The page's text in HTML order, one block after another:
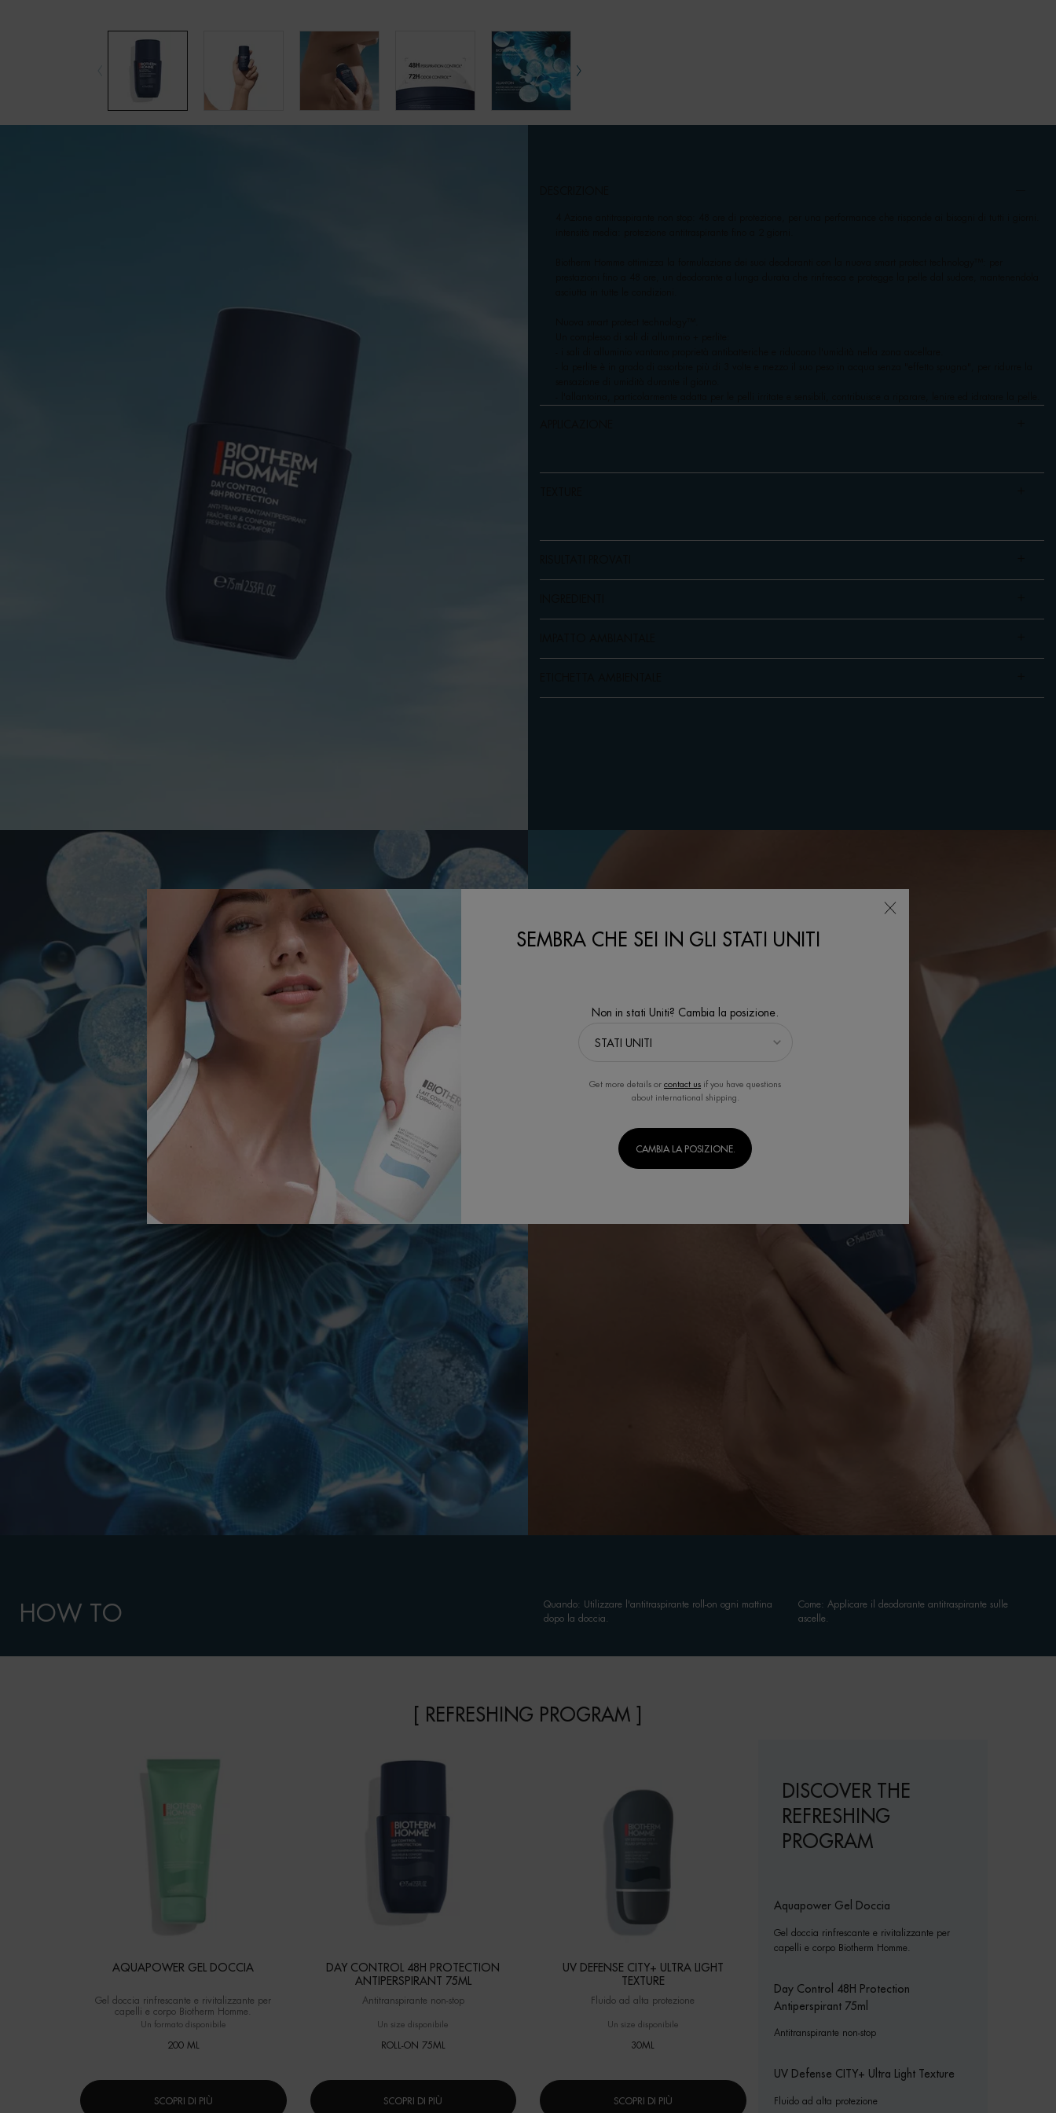
HOW TO
Quando: Utilizzare l'antitraspirante roll-on ogni mattina
dopo la doccia.
Come: Applicare il deodorante antitraspirante sulle
ascelle.
[ REFRESHING PROGRAM ]
AQUAPOWER GEL DOCCIA
Gel doccia rinfrescante e rivitalizzante per
capelli e corpo Biotherm Homme.
Un formato disponibile
200 ML
SCOPRI DI PIÙ
DAY CONTROL 48H PROTECTION
ANTIPERSPIRANT 75ML
Antitranspirante non-stop
Un size disponibile
ROLL-ON 75ML
SCOPRI DI PIÙ
UV DEFENSE CITY+ ULTRA LIGHT
TEXTURE
Fluido ad alta protezione
Un size disponibile
30ML
SCOPRI DI PIÙ
DISCOVER THE
REFRESHING
PROGRAM
Aquapower Gel Doccia
Gel doccia rinfrescante e rivitalizzante per
capelli e corpo Biotherm Homme.
Day Control 48H Protection
Antiperspirant 75ml
Antitranspirante non-stop
UV Defense CITY+ Ultra Light Texture
Fluido ad alta protezione
SEMBRA CHE SEI IN GLI STATI UNITI
Non in stati Uniti? Cambia la posizione.
Get more details or contact us if you have questions
about international shipping.
CAMBIA LA POSIZIONE.